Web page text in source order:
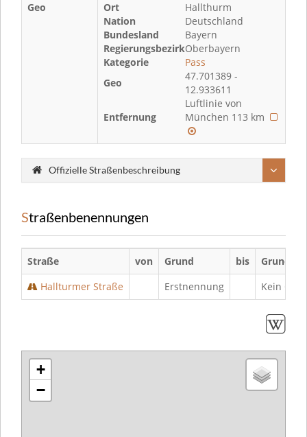
Geo
Ort
Hallthurm
Nation
Deutschland
Bundesland
Bayern
RegierungsbezirkOberbayern
Kategorie
Pass
Geo
47.701389 -
12.933611
Entfernung
Luftlinie von
München 113 km
Offizielle Straßenbeschreibung
Straßenbenennungen
Straße von Grund bis
Grund
Hallturmer Straße
Erstnennung Kein
+
−